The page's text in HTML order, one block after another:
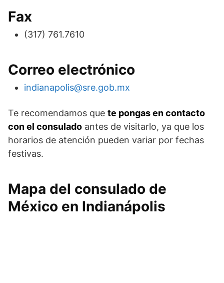
Fax
(317) 761.7610
Correo electrónico
indianapolis@sre.gob.mx
Te recomendamos que te pongas en contacto
con el consulado antes de visitarlo, ya que los
horarios de atención pueden variar por fechas
festivas.
Mapa del consulado de
México en Indianápolis